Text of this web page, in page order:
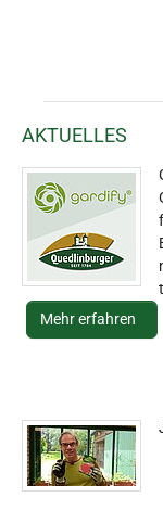
AKTUELLES
Mehr erfahren